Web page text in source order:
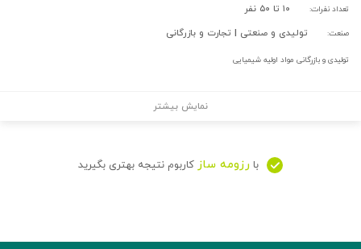
تعداد نفرات: ۱۰ تا ۵۰ نفر
صنعت: تولیدی و صنعتی | تجارت و بازرگانی
تولیدی و بازرگانی مواد اولیه شیمیایی
نمایش بیشتر
با رزومه ساز کاربوم نتیجه بهتری بگیرید